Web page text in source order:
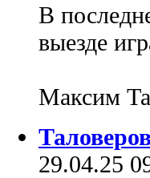
В
выезде
Максим
29.04.25